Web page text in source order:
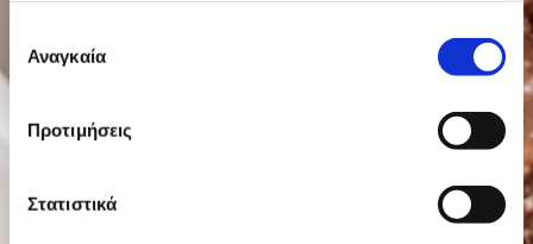
συγκατάθεσης
Αναγκαία
Προτιμήσεις
Στατιστικά